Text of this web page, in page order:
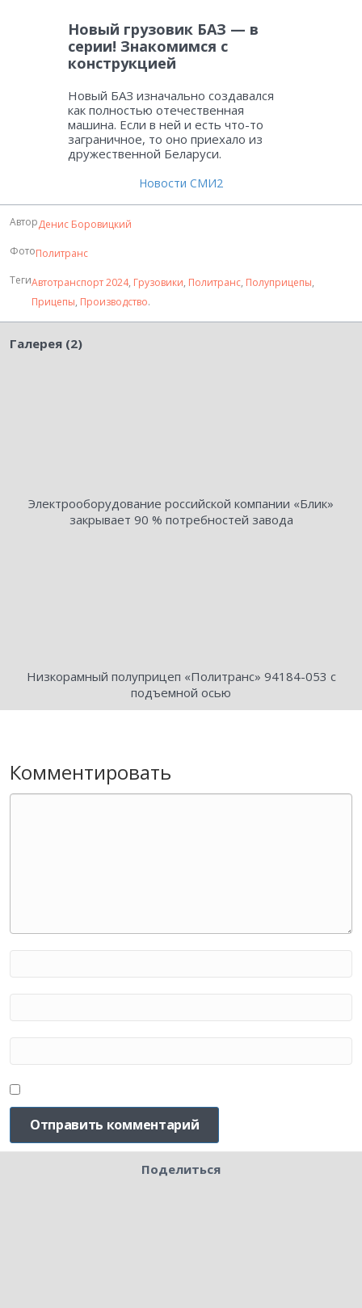
Новый грузовик БАЗ — в
серии! Знакомимся с
конструкцией
Новый БАЗ изначально создавался
как полностью отечественная
машина. Если в ней и есть что-то
заграничное, то оно приехало из
дружественной Беларуси.
Новости СМИ2
АвторДенис Боровицкий
ФотоПолитранс
ТегиАвтотранспорт 2024, Грузовики, Политранс, Полуприцепы,
Прицепы, Производство.
Галерея (2)
Электрооборудование российской компании «Блик»
закрывает 90 % потребностей завода
Низкорамный полуприцеп «Политранс» 94184-053 с
подъемной осью
Комментировать
Поделиться